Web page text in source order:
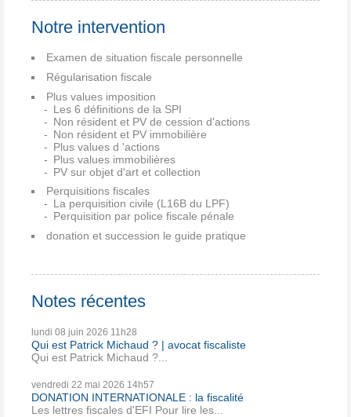
Notre intervention
Examen de situation fiscale personnelle
Régularisation fiscale
Plus values imposition
Les 6 définitions de la SPI
Non résident et PV de cession d'actions
Non résident et PV immobilière
Plus values d 'actions
Plus values immobilières
PV sur objet d'art et collection
Perquisitions fiscales
La perquisition civile (L16B du LPF)
Perquisition par police fiscale pénale
donation et succession le guide pratique
Notes récentes
lundi 08 juin 2026 11h28
Qui est Patrick Michaud ? | avocat fiscaliste
Qui est Patrick Michaud ?...
vendredi 22 mai 2026 14h57
DONATION INTERNATIONALE : la fiscalité
Les lettres fiscales d'EFI Pour lire les...